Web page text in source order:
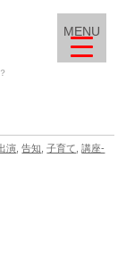
演 ,告知 ,子育て ,講座-
MENU